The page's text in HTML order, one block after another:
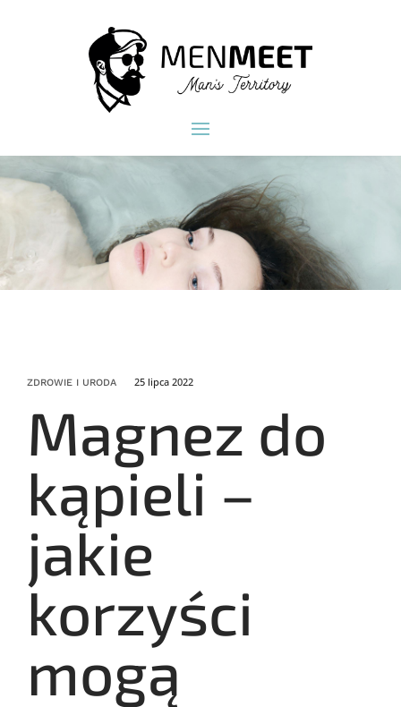
ZDROWIE I URODA 25 lipca 2022
Magnez do
kąpieli –
jakie
korzyści
mogą